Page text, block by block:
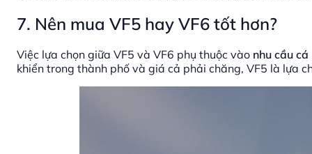
7. Nên mua VF5 hay VF6 tốt hơn?
Việc lựa chọn giữa VF5 và VF6 phụ thuộc vào nhu cầu
khiển trong thành phố và giá cả phải chăng, VF5 là lựa